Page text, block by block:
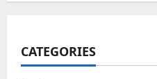
CATEGORIES